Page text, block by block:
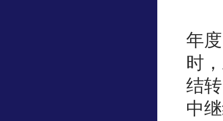
年
时
结
中